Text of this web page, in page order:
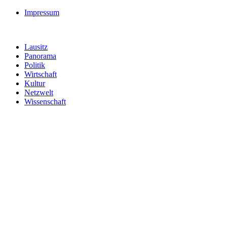
Impressum
Lausitz
Panorama
Politik
Wirtschaft
Kultur
Netzwelt
Wissenschaft